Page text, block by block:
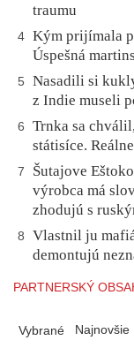
traumu
4 Kým prijímala
Úspešná
5
Nasadili si
z Indie museli
6
Trnka sa
státisíce.
7
Šutajove
výrobca má
zhodujú s
8
Vlastnil ju
demontujú
PARTNERSKÝ
Vybrané Najnovšie